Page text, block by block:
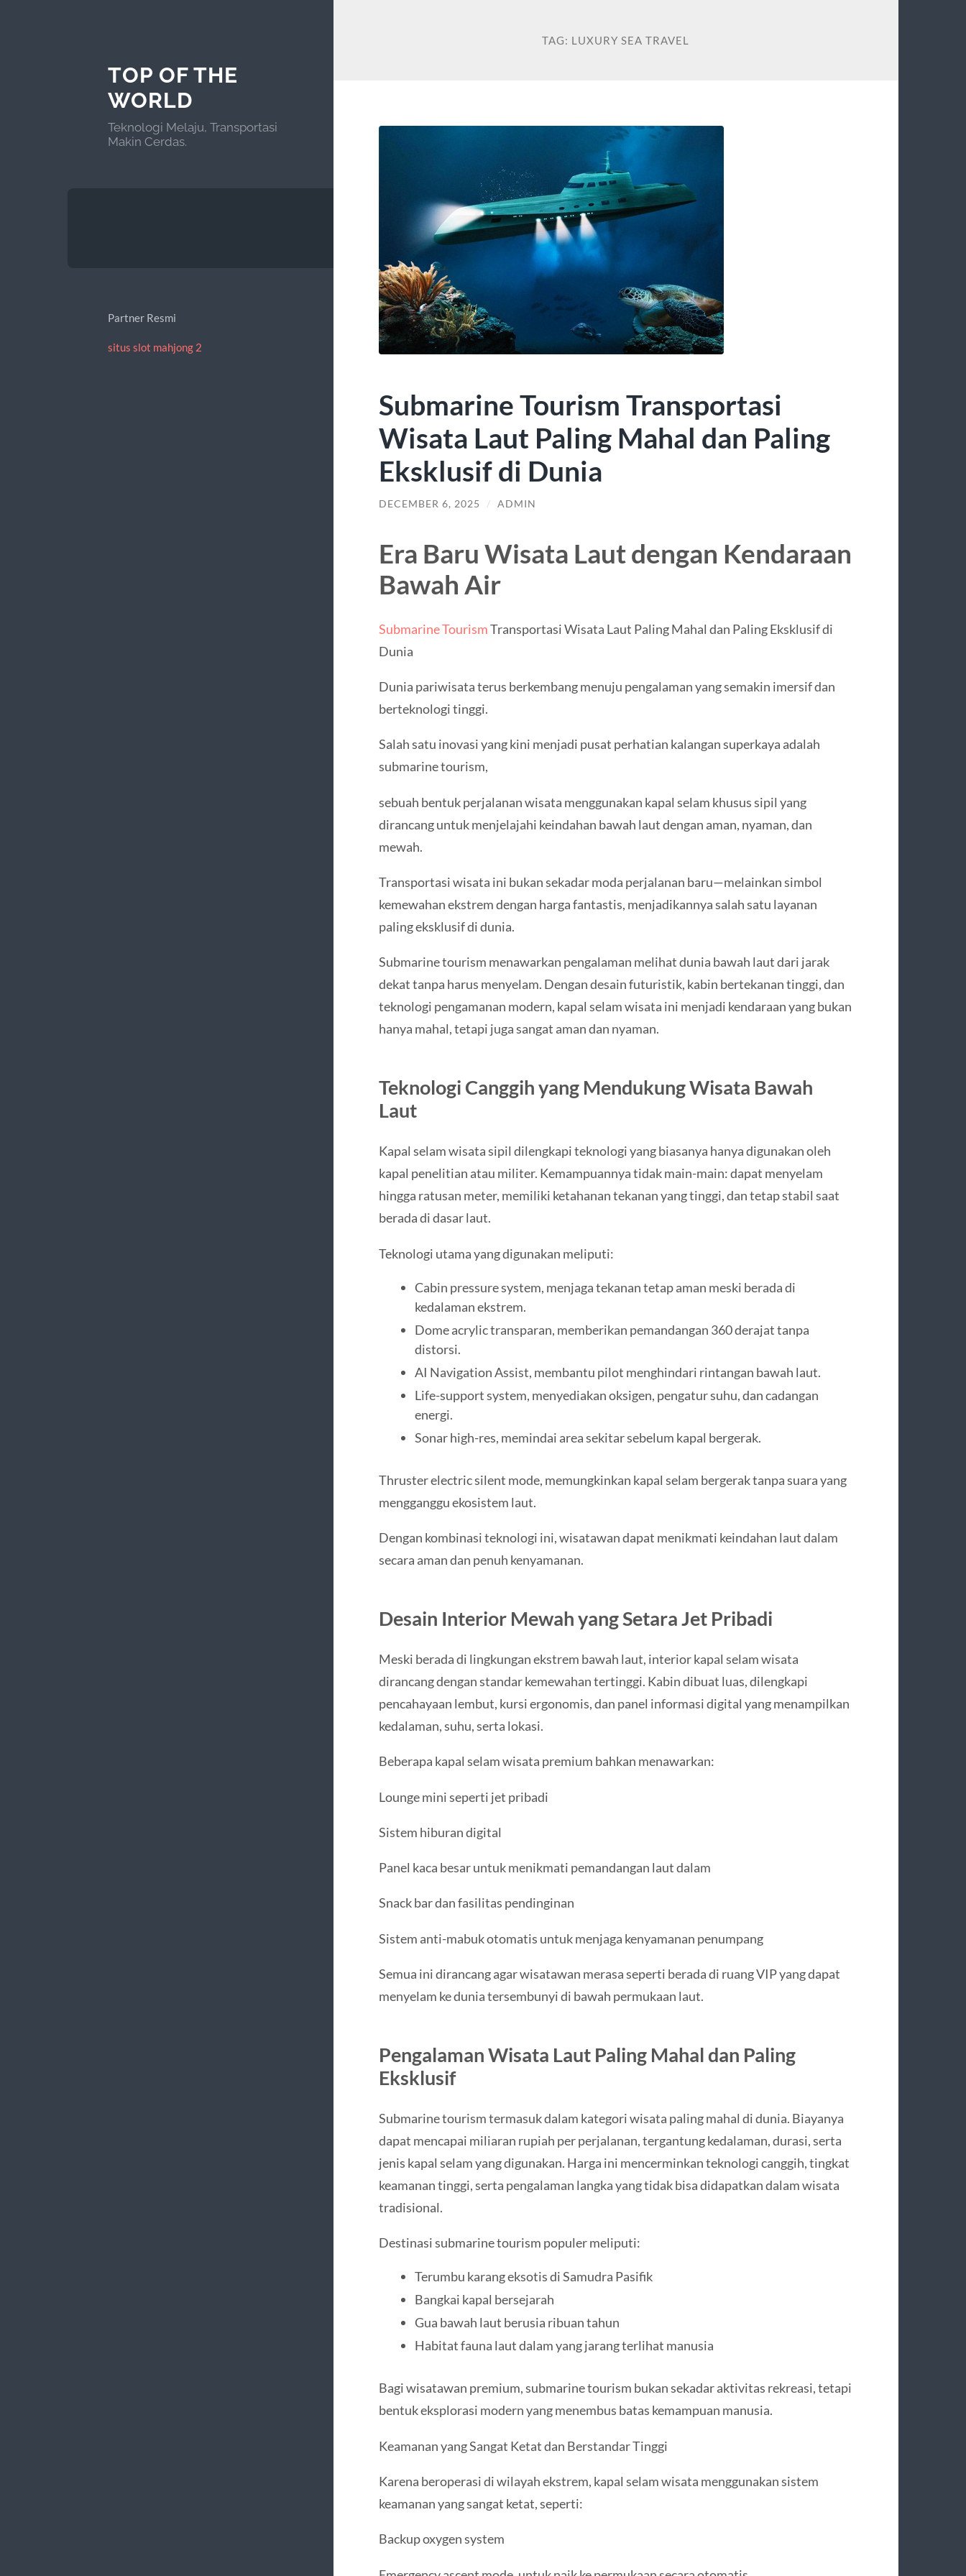
TOP OF THE
WORLD
Teknologi Melaju, Transportasi
Makin Cerdas.
Partner Resmi
situs slot mahjong 2
TAG: LUXURY SEA TRAVEL
Submarine Tourism Transportasi
Wisata Laut Paling Mahal dan Paling
Eksklusif di Dunia
DECEMBER 6, 2025 / ADMIN
Era Baru Wisata Laut dengan Kendaraan
Bawah Air
Submarine TourismTransportasi Wisata Laut Paling Mahal dan Paling Eksklusif di
Dunia
Dunia pariwisata terus berkembang menuju pengalaman yang semakin imersif dan
berteknologi tinggi.
Salah satu inovasi yang kini menjadi pusat perhatian kalangan superkaya adalah
submarine tourism,
sebuah bentuk perjalanan wisata menggunakan kapal selam khusus sipil yang
dirancang untuk menjelajahi keindahan bawah laut dengan aman, nyaman, dan
mewah.
Transportasi wisata ini bukan sekadar moda perjalanan baru—melainkan simbol
kemewahan ekstrem dengan harga fantastis, menjadikannya salah satu layanan
paling eksklusif di dunia.
Submarine tourism menawarkan pengalaman melihat dunia bawah laut dari jarak
dekat tanpa harus menyelam. Dengan desain futuristik, kabin bertekanan tinggi, dan
teknologi pengamanan modern, kapal selam wisata ini menjadi kendaraan yang bukan
hanya mahal, tetapi juga sangat aman dan nyaman.
Teknologi Canggih yang Mendukung Wisata Bawah
Laut
Kapal selam wisata sipil dilengkapi teknologi yang biasanya hanya digunakan oleh
kapal penelitian atau militer. Kemampuannya tidak main-main: dapat menyelam
hingga ratusan meter, memiliki ketahanan tekanan yang tinggi, dan tetap stabil saat
berada di dasar laut.
Teknologi utama yang digunakan meliputi:
Cabin pressure system, menjaga tekanan tetap aman meski berada di
kedalaman ekstrem.
Dome acrylic transparan, memberikan pemandangan 360 derajat tanpa
distorsi.
AI Navigation Assist, membantu pilot menghindari rintangan bawah laut.
Life-support system, menyediakan oksigen, pengatur suhu, dan cadangan
energi.
Sonar high-res, memindai area sekitar sebelum kapal bergerak.
Thruster electric silent mode, memungkinkan kapal selam bergerak tanpa suara yang
mengganggu ekosistem laut.
Dengan kombinasi teknologi ini, wisatawan dapat menikmati keindahan laut dalam
secara aman dan penuh kenyamanan.
Desain Interior Mewah yang Setara Jet Pribadi
Meski berada di lingkungan ekstrem bawah laut, interior kapal selam wisata
dirancang dengan standar kemewahan tertinggi. Kabin dibuat luas, dilengkapi
pencahayaan lembut, kursi ergonomis, dan panel informasi digital yang menampilkan
kedalaman, suhu, serta lokasi.
Beberapa kapal selam wisata premium bahkan menawarkan:
Lounge mini seperti jet pribadi
Sistem hiburan digital
Panel kaca besar untuk menikmati pemandangan laut dalam
Snack bar dan fasilitas pendinginan
Sistem anti-mabuk otomatis untuk menjaga kenyamanan penumpang
Semua ini dirancang agar wisatawan merasa seperti berada di ruang VIP yang dapat
menyelam ke dunia tersembunyi di bawah permukaan laut.
Pengalaman Wisata Laut Paling Mahal dan Paling
Eksklusif
Submarine tourism termasuk dalam kategori wisata paling mahal di dunia. Biayanya
dapat mencapai miliaran rupiah per perjalanan, tergantung kedalaman, durasi, serta
jenis kapal selam yang digunakan. Harga ini mencerminkan teknologi canggih, tingkat
keamanan tinggi, serta pengalaman langka yang tidak bisa didapatkan dalam wisata
tradisional.
Destinasi submarine tourism populer meliputi:
Terumbu karang eksotis di Samudra Pasifik
Bangkai kapal bersejarah
Gua bawah laut berusia ribuan tahun
Habitat fauna laut dalam yang jarang terlihat manusia
Bagi wisatawan premium, submarine tourism bukan sekadar aktivitas rekreasi, tetapi
bentuk eksplorasi modern yang menembus batas kemampuan manusia.
Keamanan yang Sangat Ketat dan Berstandar Tinggi
Karena beroperasi di wilayah ekstrem, kapal selam wisata menggunakan sistem
keamanan yang sangat ketat, seperti:
Backup oxygen system